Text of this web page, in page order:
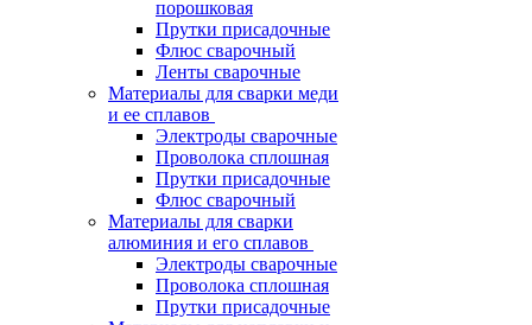
порошковая
Прутки присадочные
Флюс сварочный
Ленты сварочные
Материалы для сварки меди
и ее сплавов
Электроды сварочные
Проволока сплошная
Прутки присадочные
Флюс сварочный
Материалы для сварки
алюминия и его сплавов
Электроды сварочные
Проволока сплошная
Прутки присадочные